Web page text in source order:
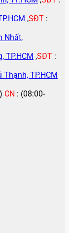
,SĐT :
Nhất,
TP.HCM ,SĐT :
TP.HCM
CN : (08:00-